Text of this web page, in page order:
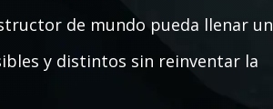
de mundo pueda llenar un
y distintos sin reinventar la